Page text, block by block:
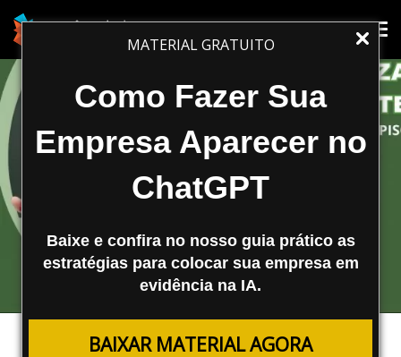
MATERIAL GRATUITO
Como Fazer Sua
Empresa Aparecer no
ChatGPT
Baixe e confira no nosso guia prático as
estratégias para colocar sua empresa em
evidência na IA.
BAIXAR MATERIAL AGORA